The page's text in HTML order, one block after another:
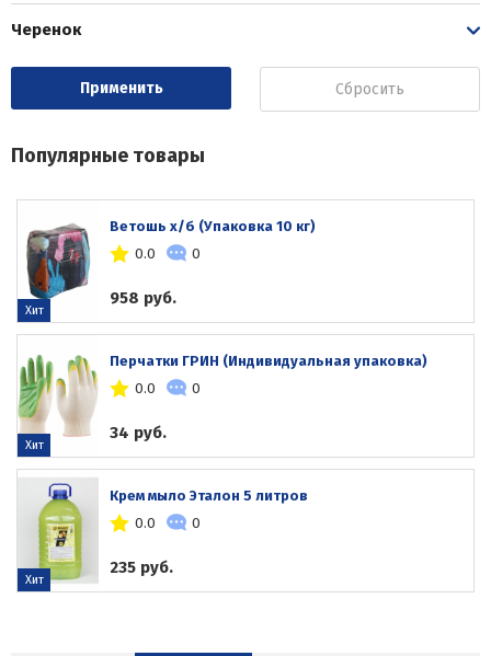
Черенок
Сбросить
Популярные товары
Ветошь х/б (Упаковка 10 кг)
0.0
0
958 руб.
Хит
Перчатки ГРИН (Индивидуальная упаковка)
0.0
0
34 руб.
Хит
Крем мыло Эталон 5 литров
0.0
0
235 руб.
Хит